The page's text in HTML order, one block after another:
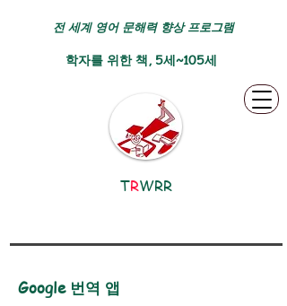
전 세계 영어 문해력 향상 프로그램
학자를 위한 책, 5세~105세
TRWRR
Google 번역 앱